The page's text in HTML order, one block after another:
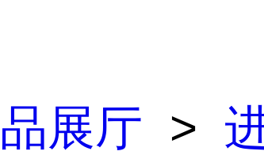
展厅 >